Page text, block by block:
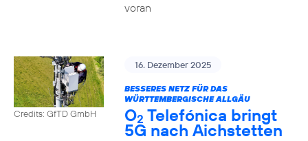
voran
Credits: GfTD GmbH
16. Dezember 2025
BESSERES NETZ FÜR DAS
WÜRTTEMBERGISCHE ALLGÄU
O2 Telefónica bringt
5G nach Aichstetten